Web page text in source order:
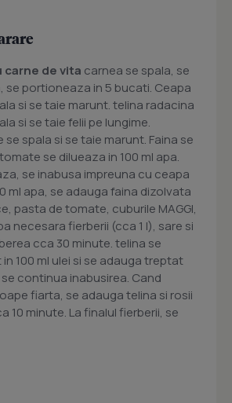
carne de vita carnea se spala, se
se portioneaza in 5 bucati. Ceapa
si se taie marunt. telina radacina
si se taie felii pe lungime.
se spala si se taie marunt. Faina se
se dilueaza in 100 ml apa.
se inabusa impreuna cu ceapa
ml apa, se adauga faina dizolvata
pasta de tomate, cuburile MAGGI,
necesara fierberii (cca 1 l), sare si
cca 30 minute. telina se
100 ml ulei si se adauga treptat
continua inabusirea. Cand
fiarta, se adauga telina si rosii
10 minute. La finalul fierberii, se